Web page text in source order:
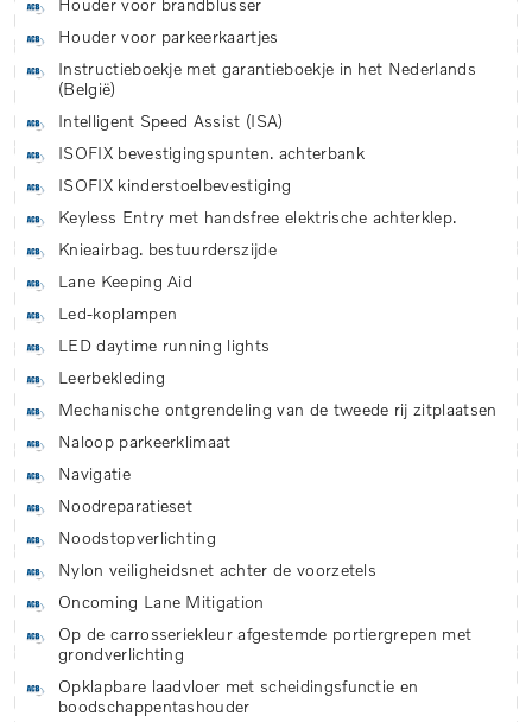
Houder voor parkeerkaartjes
Instructieboekje met garantieboekje in het Nederlands
(België)
Intelligent Speed Assist (ISA)
ISOFIX bevestigingspunten. achterbank
ISOFIX kinderstoelbevestiging
Keyless Entry met handsfree elektrische achterklep.
Knieairbag. bestuurderszijde
Lane Keeping Aid
Led-koplampen
LED daytime running lights
Leerbekleding
Mechanische ontgrendeling van de tweede rij zitplaatsen
Naloop parkeerklimaat
Navigatie
Noodreparatieset
Noodstopverlichting
Nylon veiligheidsnet achter de voorzetels
Oncoming Lane Mitigation
Op de carrosseriekleur afgestemde portiergrepen met
grondverlichting
Opklapbare laadvloer met scheidingsfunctie en
boodschappentashouder